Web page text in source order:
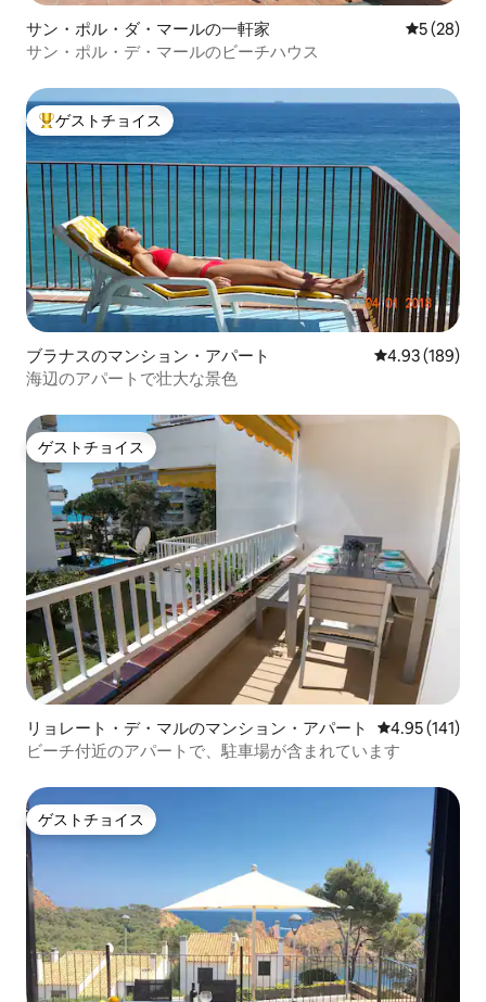
サン・ポル・ダ・マールの一軒家 レビュー
5 (28)
サン・ポル・デ・マールのビーチハウス
大好評のゲストチョイスです。
ゲストチョイス
ブラナスのマンション・アパート レビュー189
4.93 (189)
海辺のアパートで壮大な景色
ゲストチョイス
ゲストチョイス
リョレート・デ・マルのマンション・アパート レビュー141
4.95 (141)
ビーチ付近のアパートで、駐車場が含まれています
ゲストチョイス
ゲストチョイス